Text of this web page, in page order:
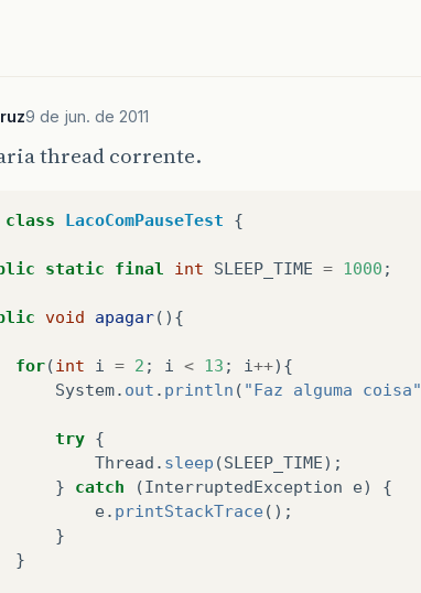
9 de jun. de 2011
thread corrente.
class LacoComPauseTest {
static final int SLEEP_TIME = 1000 ;
void apagar(){
for(int i = 2 ; i < 13 ; i++){
System. out . println ( "Faz alguma coisa"
try {
Thread . sleep (SLEEP_TIME);
}
catch (InterruptedException e)
{
e. printStackTrace();
}
}